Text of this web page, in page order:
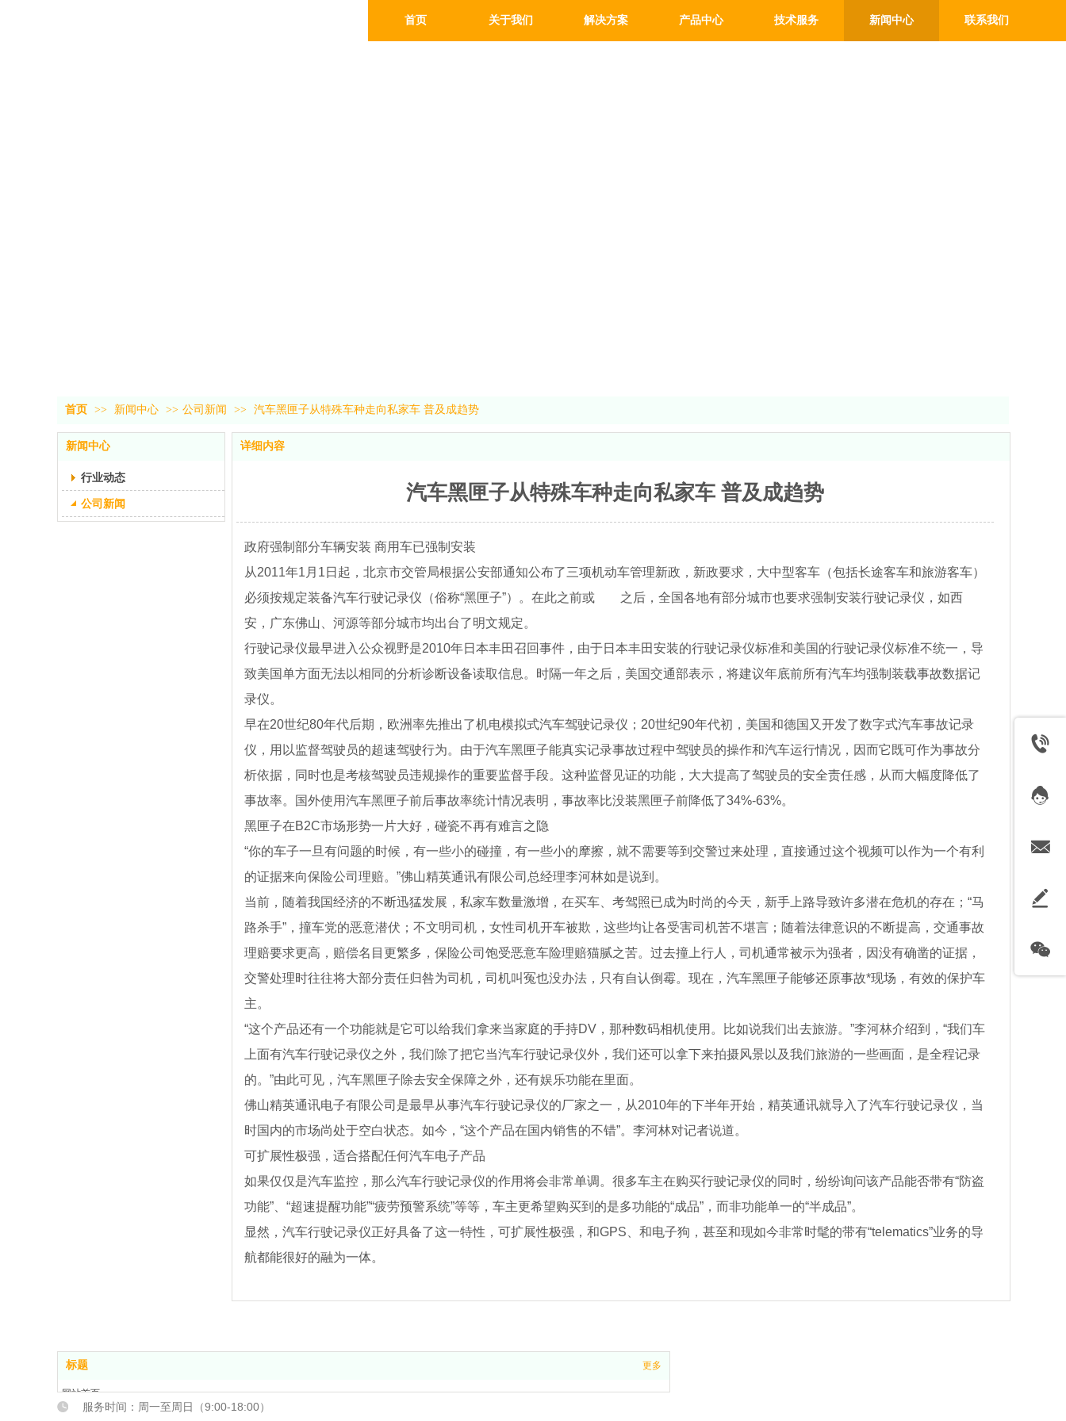
首页 关于我们 解决方案 产品中心 技术服务 新闻中心 联系我们
首页 >> 新闻中心 >> 公司新闻 >> 汽车黑匣子从特殊车种走向私家车 普及成趋势
新闻中心
行业动态
公司新闻
详细内容
汽车黑匣子从特殊车种走向私家车 普及成趋势
政府强制部分车辆安装 商用车已强制安装
从2011年1月1日起，北京市交管局根据公安部通知公布了三项机动车管理新政，新政要求，大中型客车（包括长途客车和旅游客车）
必须按规定装备汽车行驶记录仪（俗称“黑匣子”）。在此之前或 之后，全国各地有部分城市也要求强制安装行驶记录仪，如西
安，广东佛山、河源等部分城市均出台了明文规定。
行驶记录仪最早进入公众视野是2010年日本丰田召回事件，由于日本丰田安装的行驶记录仪标准和美国的行驶记录仪标准不统一，导
致美国单方面无法以相同的分析诊断设备读取信息。时隔一年之后，美国交通部表示，将建议年底前所有汽车均强制装载事故数据记
录仪。
早在20世纪80年代后期，欧洲率先推出了机电模拟式汽车驾驶记录仪；20世纪90年代初，美国和德国又开发了数字式汽车事故记录
仪，用以监督驾驶员的超速驾驶行为。由于汽车黑匣子能真实记录事故过程中驾驶员的操作和汽车运行情况，因而它既可作为事故分
析依据，同时也是考核驾驶员违规操作的重要监督手段。这种监督见证的功能，大大提高了驾驶员的安全责任感，从而大幅度降低了
事故率。国外使用汽车黑匣子前后事故率统计情况表明，事故率比没装黑匣子前降低了34%-63%。
黑匣子在B2C市场形势一片大好，碰瓷不再有难言之隐
“你的车子一旦有问题的时候，有一些小的碰撞，有一些小的摩擦，就不需要等到交警过来处理，直接通过这个视频可以作为一个有利
的证据来向保险公司理赔。”佛山精英通讯有限公司总经理李河林如是说到。
当前，随着我国经济的不断迅猛发展，私家车数量激增，在买车、考驾照已成为时尚的今天，新手上路导致许多潜在危机的存在；“马
路杀手”，撞车党的恶意潜伏；不文明司机，女性司机开车被欺，这些均让各受害司机苦不堪言；随着法律意识的不断提高，交通事故
理赔要求更高，赔偿名目更繁多，保险公司饱受恶意车险理赔猫腻之苦。过去撞上行人，司机通常被示为强者，因没有确凿的证据，
交警处理时往往将大部分责任归咎为司机，司机叫冤也没办法，只有自认倒霉。现在，汽车黑匣子能够还原事故*现场，有效的保护车
主。
“这个产品还有一个功能就是它可以给我们拿来当家庭的手持DV，那种数码相机使用。比如说我们出去旅游。”李河林介绍到，“我们车
上面有汽车行驶记录仪之外，我们除了把它当汽车行驶记录仪外，我们还可以拿下来拍摄风景以及我们旅游的一些画面，是全程记录
的。”由此可见，汽车黑匣子除去安全保障之外，还有娱乐功能在里面。
佛山精英通讯电子有限公司是最早从事汽车行驶记录仪的厂家之一，从2010年的下半年开始，精英通讯就导入了汽车行驶记录仪，当
时国内的市场尚处于空白状态。如今，“这个产品在国内销售的不错”。李河林对记者说道。
可扩展性极强，适合搭配任何汽车电子产品
如果仅仅是汽车监控，那么汽车行驶记录仪的作用将会非常单调。很多车主在购买行驶记录仪的同时，纷纷询问该产品能否带有“防盗
功能”、“超速提醒功能”“疲劳预警系统”等等，车主更希望购买到的是多功能的“成品”，而非功能单一的“半成品”。
显然，汽车行驶记录仪正好具备了这一特性，可扩展性极强，和GPS、和电子狗，甚至和现如今非常时髦的带有“telematics”业务的导
航都能很好的融为一体。
标题 更多
网站首页
关于我们服务时间：周一至周日（9:00-18:00）